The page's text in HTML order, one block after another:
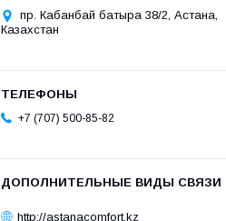
пр. Кабанбай батыра 38/2, Астана,
Казахстан
+7 (707) 500-85-82
http://astanacomfort.kz